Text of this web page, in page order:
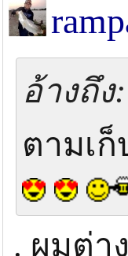
อ้างถึง
ตามเ
. ผมต่า